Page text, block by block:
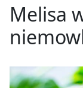
Melisa